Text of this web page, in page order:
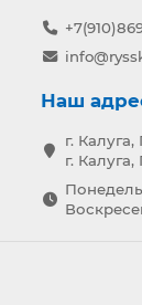
Наш
г.
г.